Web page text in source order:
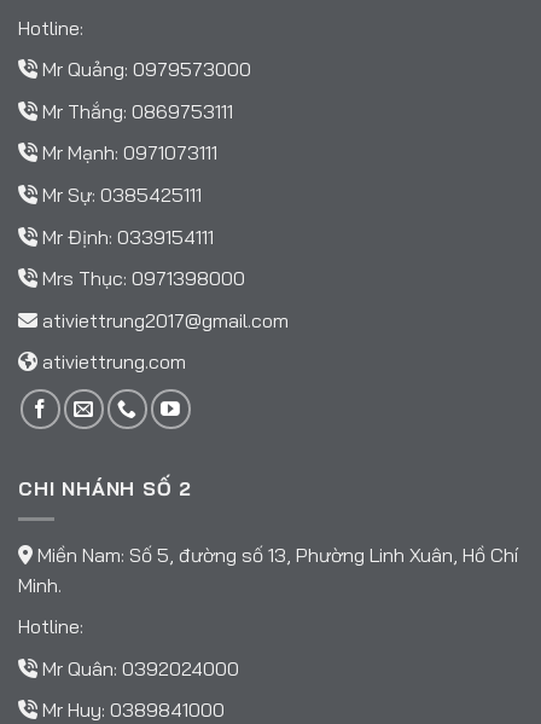
Hotline:
Mr Quảng: 0979573000
Mr Thắng: 0869753111
Mr Mạnh: 0971073111
Mr Sự: 0385425111
Mr Định: 0339154111
Mrs Thục: 0971398000
ativiettrung2017@gmail.com
ativiettrung.com
CHI NHÁNH SỐ 2
Miền Nam: Số 5, đường số 13, Phường Linh Xuân, Hồ Chí
Minh.
Hotline:
Mr Quân: 0392024000
Mr Huy: 0389841000